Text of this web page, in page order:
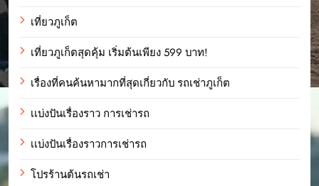
เที่ยวภูเก็ต
เที่ยวภูเก็ตสุดคุ้ม เริ่มต้นเพียง 599 บาท!
เรื่องที่คนค้นหามากที่สุดเกี่ยวกับ รถเช่าภูเก็ต
เเบ่งปันเรื่องราว การเช่ารถ
เเบ่งปันเรื่องราวการเช่ารถ
โปรร้านต้นรถเช่า